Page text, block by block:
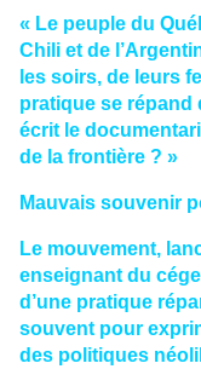
« Le peuple du
Chili et de
les soirs, de leurs
pratique se répand
écrit le
de la frontière ? »
Mauvais souvenir
Le mouvement,
enseignant du
d’une pratique
souvent pour
des politiques